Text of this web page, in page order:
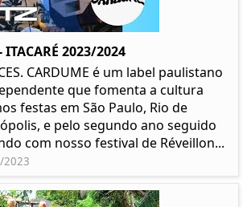
ITACARÉ 2023/2024
CARDUME é um label paulistano
que fomenta a cultura
festas em São Paulo, Rio de
e pelo segundo ano seguido
com nosso festival de Réveillon...
2023